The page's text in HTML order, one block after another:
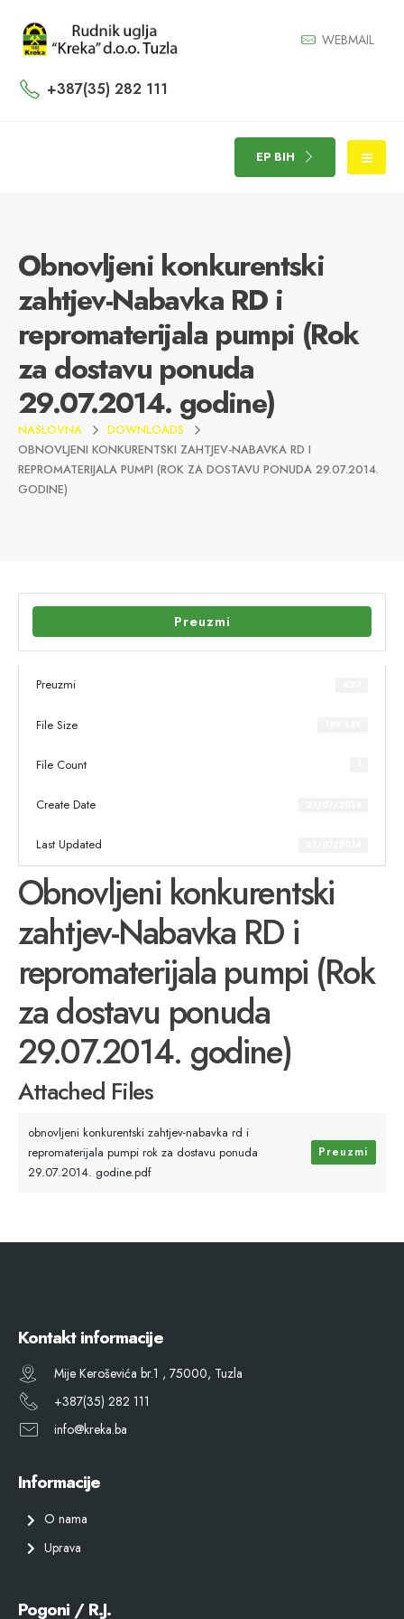
WEBMAIL
+387(35) 282 111
EP BIH
Obnovljeni konkurentski
zahtjev-Nabavka RD i
repromaterijala pumpi (Rok
za dostavu ponuda
29.07.2014. godine)
NASLOVNA
DOWNLOADS
OBNOVLJENI KONKURENTSKI ZAHTJEV-NABAVKA RD I
REPROMATERIJALA PUMPI (ROK ZA DOSTAVU PONUDA 29.07.2014.
GODINE)
Preuzmi
Preuzmi
File Size
File Count
Create Date
Last Updated
Obnovljeni konkurentski
zahtjev-Nabavka RD i
repromaterijala pumpi (Rok
za dostavu ponuda
29.07.2014. godine)
Attached Files
obnovljeni konkurentski zahtjev-nabavka rd i
repromaterijala pumpi rok za dostavu ponuda
29.07.2014. godine.pdf
Preuzmi
Kontakt informacije
Mije Keroševića br.1 , 75000, Tuzla
+387(35) 282 111
info@kreka.ba
Informacije
O nama
Uprava
Pogoni / R.J.